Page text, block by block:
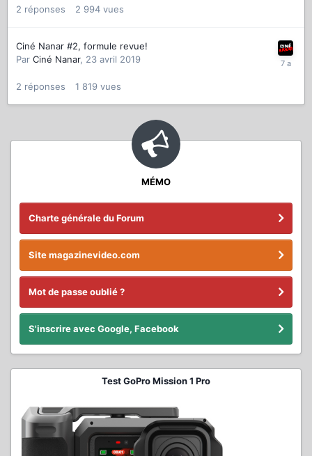
2 réponses 2 994 vues
Ciné Nanar #2, formule revue!
Par Ciné Nanar, 23 avril 2019
2 réponses 1 819 vues
MÉMO
Charte générale du Forum
Site magazinevideo.com
Mot de passe oublié ?
S'inscrire avec Google, Facebook
Test GoPro Mission 1 Pro